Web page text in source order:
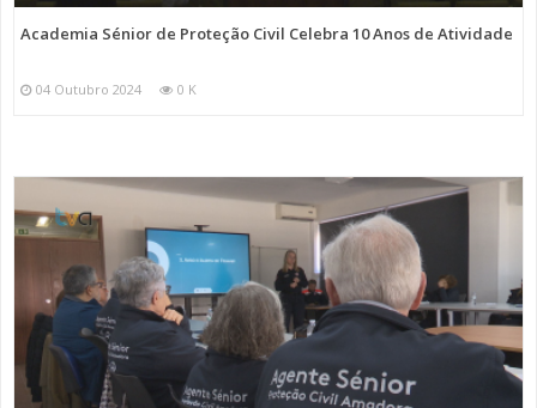
Academia Sénior de Proteção Civil Celebra 10 Anos de Atividade
04 Outubro 2024 0 K